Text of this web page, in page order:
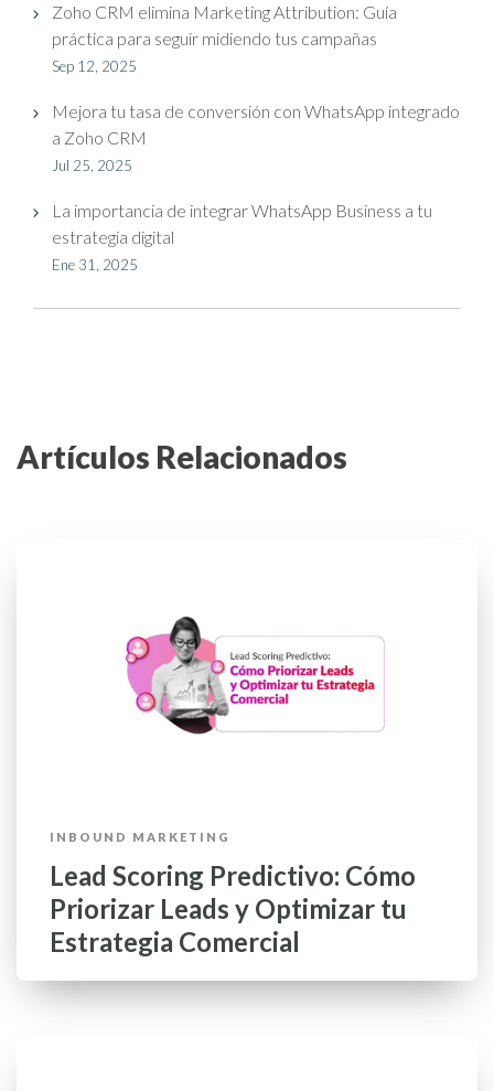
Zoho CRM elimina Marketing Attribution: Guía
práctica para seguir midiendo tus campañas
Sep 12, 2025
Mejora tu tasa de conversión con WhatsApp integrado
a Zoho CRM
Jul 25, 2025
La importancia de integrar WhatsApp Business a tu
estrategia digital
Ene 31, 2025
Artículos Relacionados
INBOUND MARKETING
Lead Scoring Predictivo: Cómo
Priorizar Leads y Optimizar tu
Estrategia Comercial